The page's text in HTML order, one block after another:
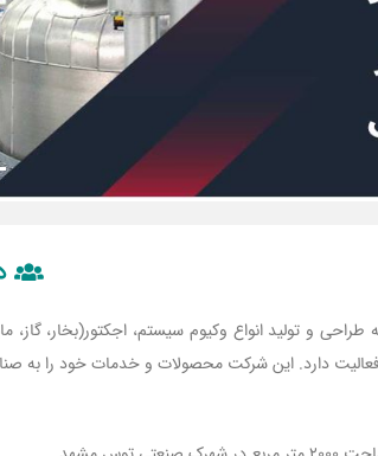
تجربه در زمینه طراحی و تولید انواع وکیوم سیستم،
فعالیت دارد. این شرکت محصولات و خدمات خود را به